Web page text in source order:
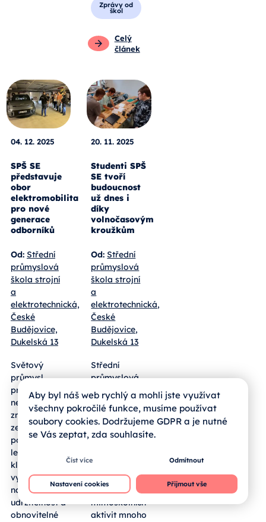
Zprávy od
škol
Celý
článek
04. 12. 2025
SPŠ SE
představuje
obor
elektromobilita
pro nové
generace
odborníků
Od: Střední
průmyslová
škola strojní
a
elektrotechnická,
České
Budějovice,
Dukelská 13
Světový
průmysl
prochází
neustálými
změnami a
zejména v
posledních
letech je
kladen stále
vyšší důraz
na
udržitelnost a
obnovitelné
20. 11. 2025
Studenti SPŠ
SE tvoří
budoucnost
už dnes i
díky
volnočasovým
kroužkům
Od: Střední
průmyslová
škola strojní
a
elektrotechnická,
České
Budějovice,
Dukelská 13
Střední
průmyslová
škola strojní
a
elektrotechnická
České
Budějovice
studentům
každý rok
v rámci
mimoškolních
aktivit mnoho
Aby byl náš web rychlý a mohli jste využívat
všechny pokročilé funkce, musíme používat
soubory cookies. Dodržujeme GDPR a je nutné
se Vás zeptat, zda souhlasíte.
Číst více Odmítnout
Nastavení cookies Přijmout vše